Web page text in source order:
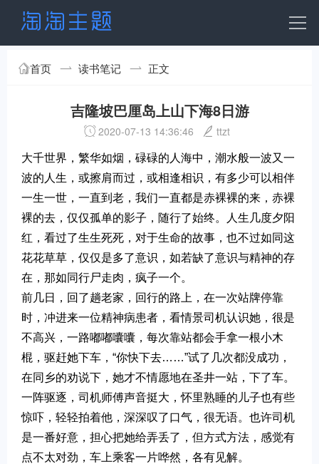
首页 读书笔记 正文
吉隆坡巴厘岛上山下海8日游
2020-07-13 14:36:46 ttzt
大千世界，繁华如烟，碌碌的人海中，潮水般一波又一
波的人生，或擦肩而过，或相逢相识，有多少可以相伴
一生一世，一直到老，我们一直都是赤裸裸的来，赤裸
裸的去，仅仅孤单的影子，随行了始终。人生几度夕阳
红，看过了生生死死，对于生命的故事，也不过如同这
花花草草，仅仅是多了意识，如若缺了意识与精神的存
在，那如同行尸走肉，疯子一个。
前几日，回了趟老家，回行的路上，在一次站牌停靠
时，冲进来一位精神病患者，看情景司机认识她，很是
不高兴，一路嘟嘟囔囔，每次靠站都会手拿一根小木
棍，驱赶她下车，“你快下去……”试了几次都没成功，
在同乡的劝说下，她才不情愿地在圣井一站，下了车。
一阵驱逐，司机师傅声音挺大，怀里熟睡的儿子也有些
惊吓，轻轻拍着他，深深叹了口气，很无语。也许司机
是一番好意，担心把她给弄丢了，但方式方法，感觉有
点不太对劲，车上乘客一片哗然，各有见解。